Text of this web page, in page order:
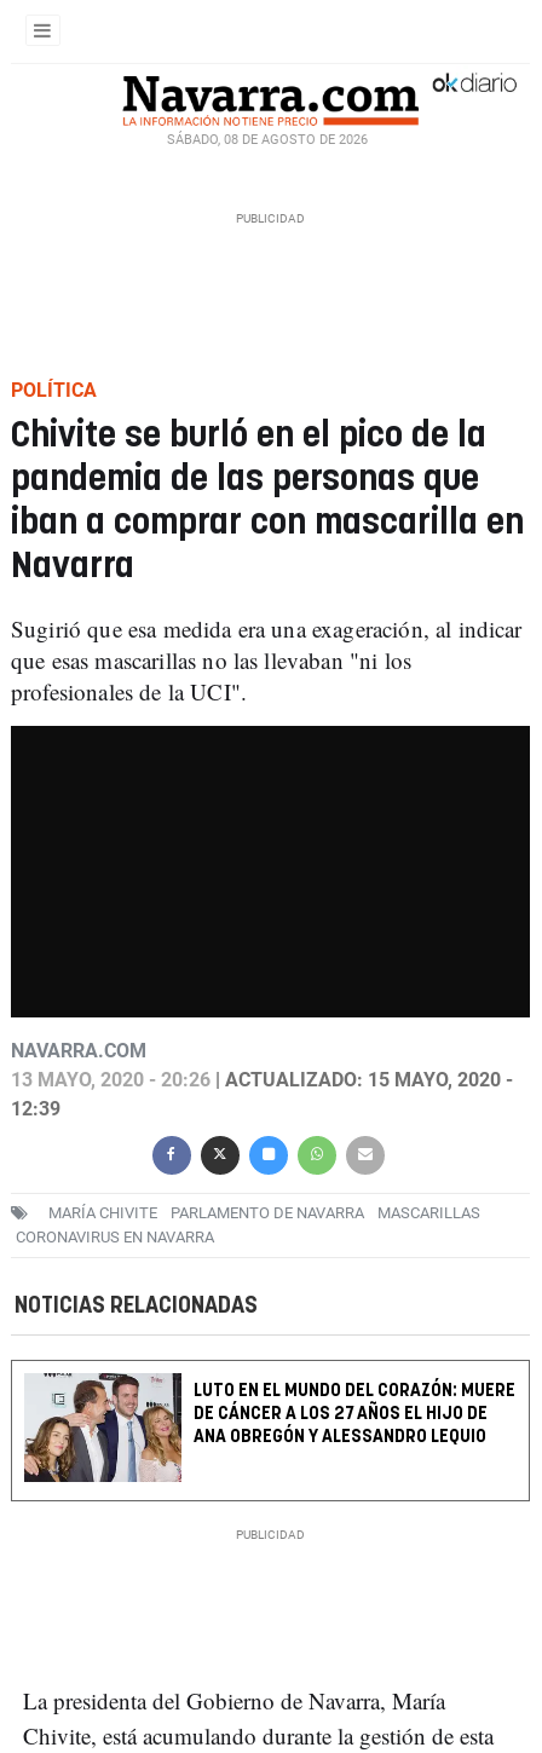
SÁBADO, 08 DE AGOSTO DE 2026
POLÍTICA
Chivite se burló en el pico de la
pandemia de las personas que
iban a comprar con mascarilla en
Navarra
Sugirió que esa medida era una exageración, al indicar
que esas mascarillas no las llevaban "ni los
profesionales de la UCI".
NAVARRA.COM
13 MAYO, 2020 - 20:26 | ACTUALIZADO: 15 MAYO, 2020 -
12:39
MARÍA CHIVITE PARLAMENTO DE NAVARRA
MASCARILLAS
CORONAVIRUS EN NAVARRA
NOTICIAS RELACIONADAS
LUTO EN EL MUNDO DEL CORAZÓN: MUERE
DE CÁNCER A LOS 27 AÑOS EL HIJO DE
ANA OBREGÓN Y ALESSANDRO LEQUIO
La presidenta del Gobierno de Navarra, María
Chivite, está acumulando durante la gestión de esta